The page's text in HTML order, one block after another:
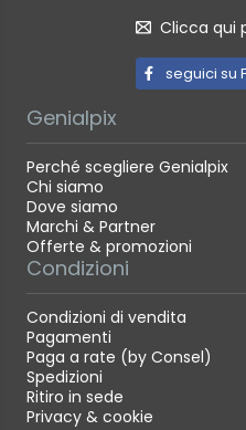
Clicca qui
seguici su
Genialpix
Perché scegliere Genialpix
Chi siamo
Dove siamo
Marchi & Partner
Offerte & promozioni
Condizioni
Condizioni di vendita
Pagamenti
Paga a rate (by Consel)
Spedizioni
Ritiro in sede
Privacy & cookie